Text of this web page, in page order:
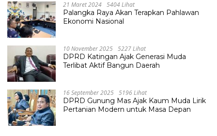
21 Maret 2024 5404 Lihat
Palangka Raya Akan Terapkan Pahlawan
Ekonomi Nasional
10 November 2025 5227 Lihat
DPRD Katingan Ajak Generasi Muda
Terlibat Aktif Bangun Daerah
16 September 2025 5196 Lihat
DPRD Gunung Mas Ajak Kaum Muda Lirik
Pertanian Modern untuk Masa Depan